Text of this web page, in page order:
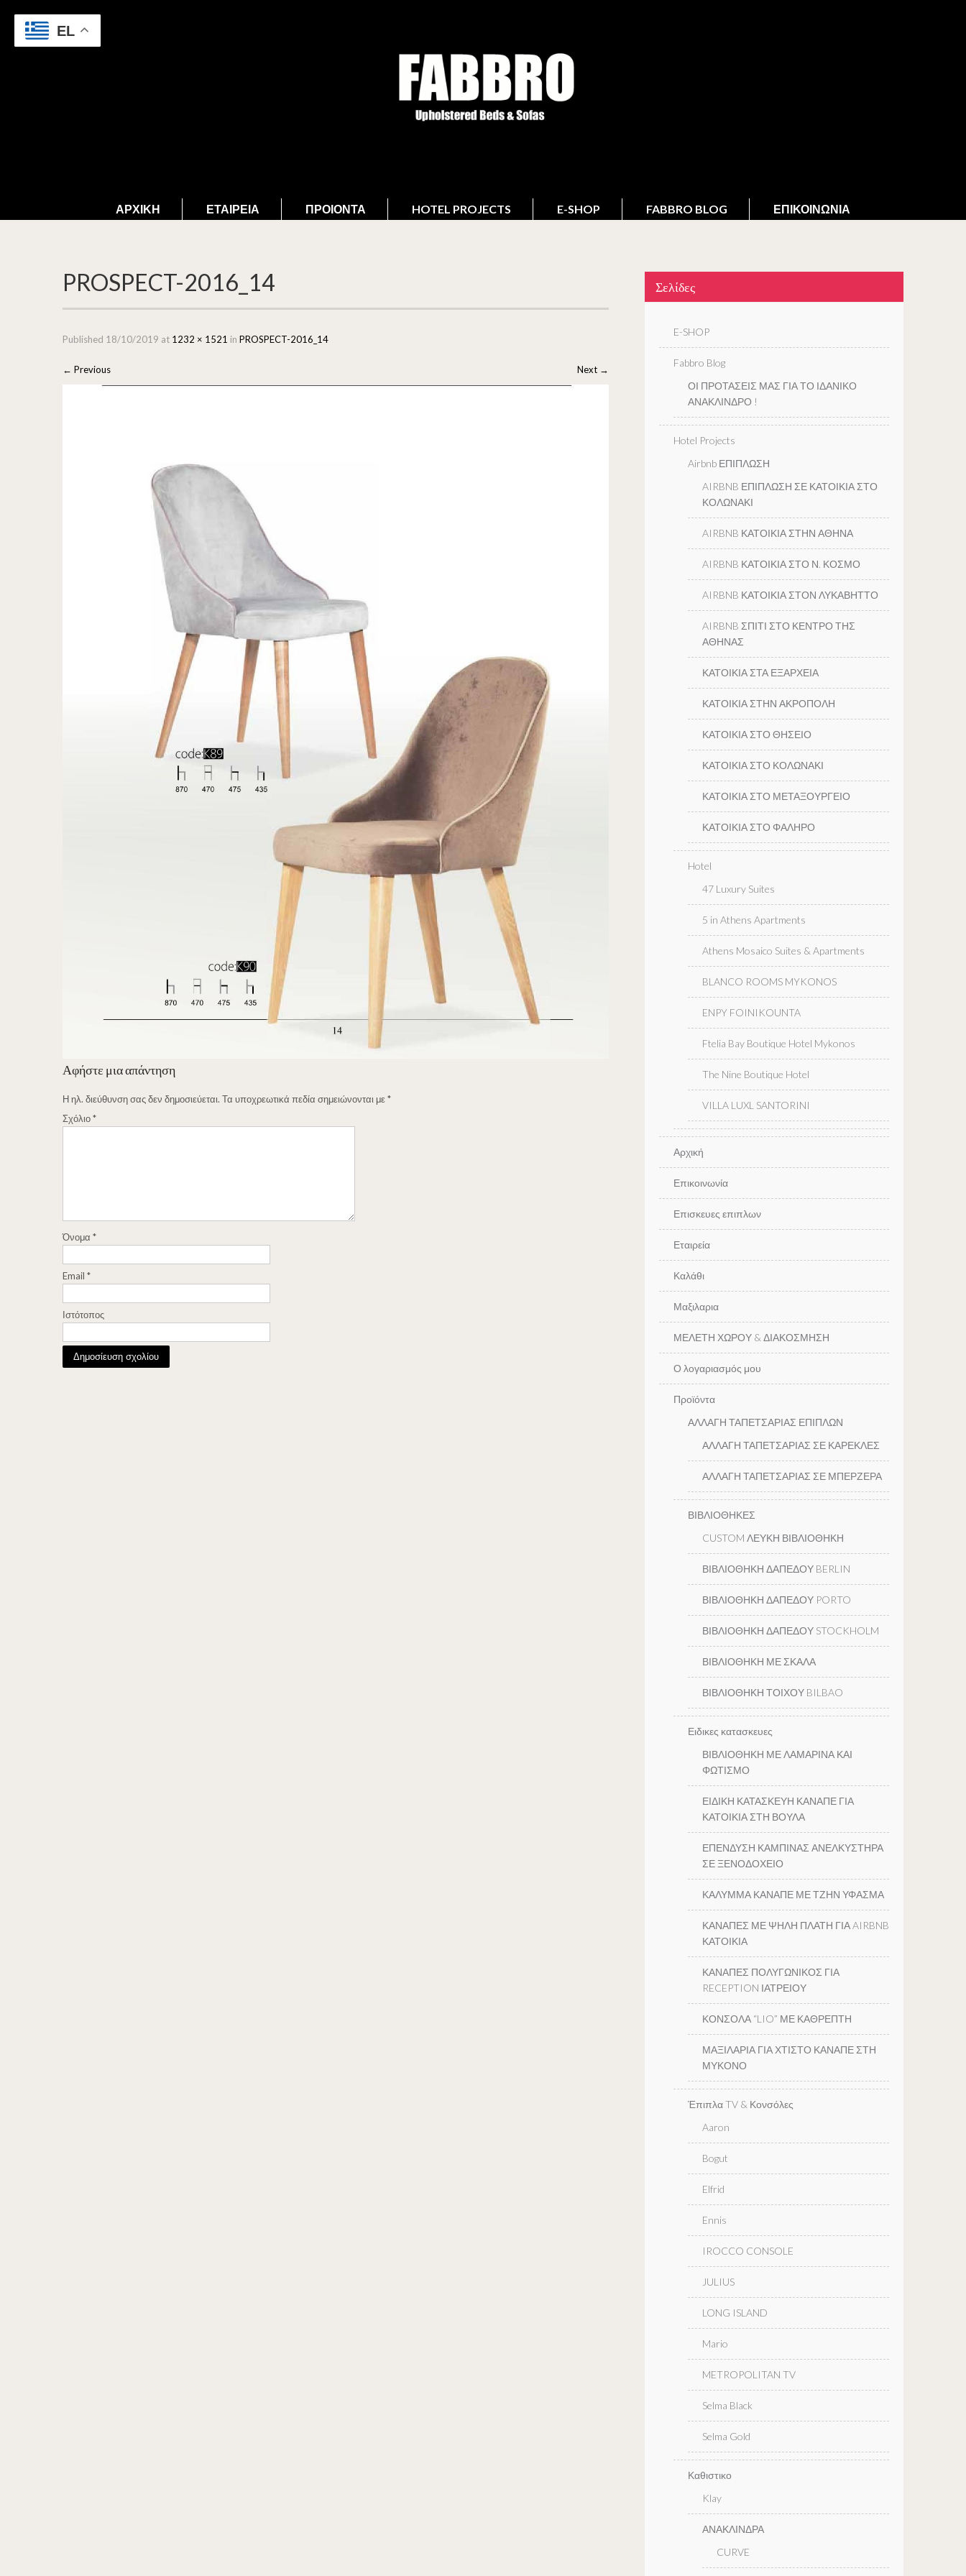
ΑΡΧΙΚΉ ΕΤΑΙΡΕΊΑ ΠΡΟΙΌΝΤΑ HOTEL PROJECTS E-SHOP FABBRO BLOG ΕΠΙΚΟΙΝΩΝΊΑ
PROSPECT-2016_14
Published 18/10/2019 at 1232 × 1521 in PROSPECT-2016_14
← Previous Next →
Αφήστε μια απάντηση
Η ηλ. διεύθυνση σας δεν δημοσιεύεται. Τα υποχρεωτικά πεδία σημειώνονται με*
Σχόλιο*
Όνομα *
Email *
Ιστότοπος
Σελίδες
E-SHOP
Fabbro Blog
ΟΙ ΠΡΟΤΑΣΕΙΣ ΜΑΣ ΓΙΑ ΤΟ ΙΔΑΝΙΚΟ
ΑΝΑΚΛΙΝΔΡΟ !
Hotel Projects
Airbnb ΕΠΙΠΛΩΣΗ
AIRBNB ΕΠΙΠΛΩΣΗ ΣΕ ΚΑΤΟΙΚΙΑ ΣΤΟ
ΚΟΛΩΝΑΚΙ
AIRBNB ΚΑΤΟΙΚΙΑ ΣΤΗΝ ΑΘΗΝΑ
AIRBNB ΚΑΤΟΙΚΙΑ ΣΤΟ Ν. ΚΟΣΜΟ
AIRBNB ΚΑΤΟΙΚΙΑ ΣΤΟΝ ΛΥΚΑΒΗΤΤΟ
AIRBNB ΣΠΙΤΙ ΣΤΟ ΚΕΝΤΡΟ ΤΗΣ
ΑΘΗΝΑΣ
ΚΑΤΟΙΚΙΑ ΣΤΑ ΕΞΑΡΧΕΙΑ
ΚΑΤΟΙΚΙΑ ΣΤΗΝ ΑΚΡΟΠΟΛΗ
ΚΑΤΟΙΚΙΑ ΣΤΟ ΘΗΣΕΙΟ
ΚΑΤΟΙΚΙΑ ΣΤΟ ΚΟΛΩΝΑΚΙ
ΚΑΤΟΙΚΙΑ ΣΤΟ ΜΕΤΑΞΟΥΡΓΕΙΟ
ΚΑΤΟΙΚΙΑ ΣΤΟ ΦΑΛΗΡΟ
Hotel
47 Luxury Suites
5 in Athens Apartments
Athens Mosaico Suites & Apartments
BLANCO ROOMS MYKONOS
ENPY FOINIKOUNTA
Ftelia Bay Boutique Hotel Mykonos
The Nine Boutique Hotel
VILLA LUXL SANTORINI
Αρχική
Επικοινωνία
Επισκευες επιπλων
Εταιρεία
Καλάθι
Μαξιλαρια
ΜΕΛΕΤΗ ΧΩΡΟΥ & ΔΙΑΚΟΣΜΗΣΗ
Ο λογαριασμός μου
Προϊόντα
ΑΛΛΑΓΗ ΤΑΠΕΤΣΑΡΙΑΣ ΕΠΙΠΛΩΝ
ΑΛΛΑΓΗ ΤΑΠΕΤΣΑΡΙΑΣ ΣΕ ΚΑΡΕΚΛΕΣ
ΑΛΛΑΓΗ ΤΑΠΕΤΣΑΡΙΑΣ ΣΕ ΜΠΕΡΖΕΡΑ
ΒΙΒΛΙΟΘΗΚΕΣ
CUSTOM ΛΕΥΚΗ ΒΙΒΛΙΟΘΗΚΗ
ΒΙΒΛΙΟΘΗΚΗ ΔΑΠΕΔΟΥ BERLIN
ΒΙΒΛΙΟΘΗΚΗ ΔΑΠΕΔΟΥ PORTO
ΒΙΒΛΙΟΘΗΚΗ ΔΑΠΕΔΟΥ STOCKHOLM
ΒΙΒΛΙΟΘΗΚΗ ΜΕ ΣΚΑΛΑ
ΒΙΒΛΙΟΘΗΚΗ ΤΟΙΧΟΥ BILBAO
Ειδικες κατασκευες
ΒΙΒΛΙΟΘΗΚΗ ΜΕ ΛΑΜΑΡΙΝΑ ΚΑΙ
ΦΩΤΙΣΜΟ
ΕΙΔΙΚΗ ΚΑΤΑΣΚΕΥΗ ΚΑΝΑΠΕ ΓΙΑ
ΚΑΤΟΙΚΙΑ ΣΤΗ ΒΟΥΛΑ
ΕΠΕΝΔΥΣΗ ΚΑΜΠΙΝΑΣ ΑΝΕΛΚΥΣΤΗΡΑ
ΣΕ ΞΕΝΟΔΟΧΕΙΟ
ΚΑΛΥΜΜΑ ΚΑΝΑΠΕ ΜΕ ΤΖΗΝ ΥΦΑΣΜΑ
ΚΑΝΑΠΕΣ ΜΕ ΨΗΛΗ ΠΛΑΤΗ ΓΙΑ AIRBNB
ΚΑΤΟΙΚΙΑ
ΚΑΝΑΠΕΣ ΠΟΛΥΓΩΝΙΚΟΣ ΓΙΑ
RECEPTION ΙΑΤΡΕΙΟΥ
ΚΟΝΣΟΛΑ “LIO” ΜΕ ΚΑΘΡΕΠΤΗ
ΜΑΞΙΛΑΡΙΑ ΓΙΑ ΧΤΙΣΤΟ ΚΑΝΑΠΕ ΣΤΗ
ΜΥΚΟΝΟ
Έπιπλα TV & Κονσόλες
Aaron
Bogut
Elfrid
Ennis
IROCCO CONSOLE
JULIUS
LONG ISLAND
Mario
METROPOLITAN TV
Selma Black
Selma Gold
Καθιστικο
Klay
ΑΝΑΚΛΙΝΔΡΑ
CURVE
EL